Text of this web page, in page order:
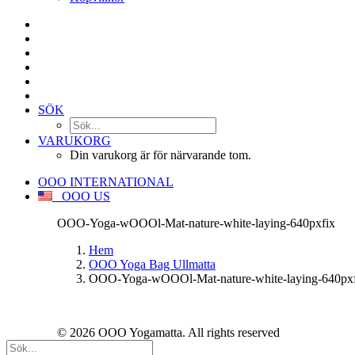
SÖK
VARUKORG
Din varukorg är för närvarande tom.
OOO INTERNATIONAL
OOO US
OOO-Yoga-wOOOl-Mat-nature-white-laying-640pxfix
Hem
OOO Yoga Bag Ullmatta
OOO-Yoga-wOOOl-Mat-nature-white-laying-
© 2026 OOO Yogamatta. All rights reserved